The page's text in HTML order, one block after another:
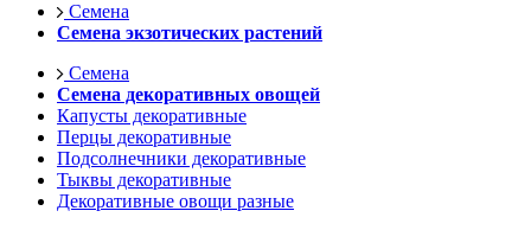
Семена
Семена экзотических растений
Семена
Семена декоративных овощей
Капусты декоративные
Перцы декоративные
Подсолнечники декоративные
Тыквы декоративные
Декоративные овощи разные